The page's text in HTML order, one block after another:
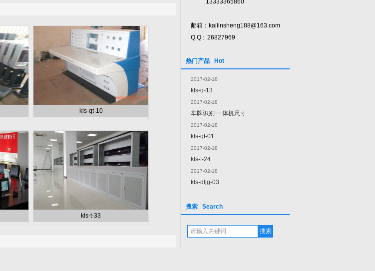
13333365860
邮箱：kailinsheng188@163.com
Q Q : 26827969
热门产品 Hot
2017-02-18
kls-q-13
2017-02-18
车牌识别 一体机尺寸
2017-02-18
kls-qt-01
2017-02-18
kls-t-24
2017-02-18
kls-dljg-03
搜索 Search
kls-qt-10
kls-t-33